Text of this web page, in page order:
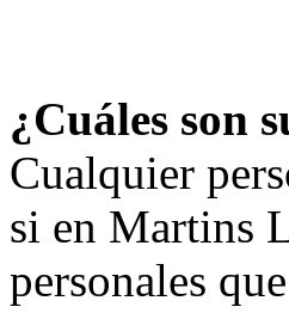
¿Cuáles son
Cualquier
si en Martins
personales